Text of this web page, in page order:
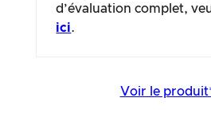
d’évaluation complet,
ici.
Voir le